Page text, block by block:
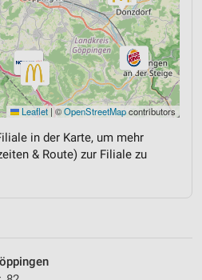
Leaflet | ©OpenStreetMapcontributors
in der Karte, um mehr
& Route) zur Filiale zu